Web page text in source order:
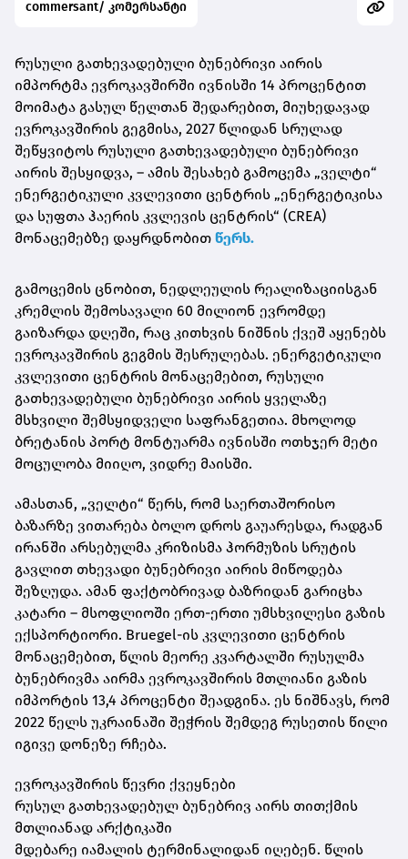
commersant/ კომერსანტი
რუსული გათხევადებული ბუნებრივი აირის
იმპორტმა ევროკავშირში ივნისში 14 პროცენტით
მოიმატა გასულ წელთან შედარებით, მიუხედავად
ევროკავშირის გეგმისა, 2027 წლიდან სრულად
შეწყვიტოს რუსული გათხევადებული ბუნებრივი
აირის შესყიდვა, – ამის შესახებ გამოცემა „ველტი“
ენერგეტიკული კვლევითი ცენტრის „ენერგეტიკისა
და სუფთა ჰაერის კვლევის ცენტრის“ (CREA)
მონაცემებზე დაყრდნობით წერს.
გამოცემის ცნობით, ნედლეულის რეალიზაციისგან
კრემლის შემოსავალი 60 მილიონ ევრომდე
გაიზარდა დღეში, რაც კითხვის ნიშნის ქვეშ აყენებს
ევროკავშირის გეგმის შესრულებას. ენერგეტიკული
კვლევითი ცენტრის მონაცემებით, რუსული
გათხევადებული ბუნებრივი აირის ყველაზე
მსხვილი შემსყიდველი საფრანგეთია. მხოლოდ
ბრეტანის პორტ მონტუარმა ივნისში ოთხჯერ მეტი
მოცულობა მიიღო, ვიდრე მაისში.
ამასთან, „ველტი“ წერს, რომ საერთაშორისო
ბაზარზე ვითარება ბოლო დროს გაუარესდა, რადგან
ირანში არსებულმა კრიზისმა ჰორმუზის სრუტის
გავლით თხევადი ბუნებრივი აირის მიწოდება
შეზღუდა. ამან ფაქტობრივად ბაზრიდან გარიცხა
კატარი – მსოფლიოში ერთ-ერთი უმსხვილესი გაზის
ექსპორტიორი. Bruegel-ის კვლევითი ცენტრის
მონაცემებით, წლის მეორე კვარტალში რუსულმა
ბუნებრივმა აირმა ევროკავშირის მთლიანი გაზის
იმპორტის 13,4 პროცენტი შეადგინა. ეს ნიშნავს, რომ
2022 წელს უკრაინაში შეჭრის შემდეგ რუსეთის წილი
იგივე დონეზე რჩება.
ევროკავშირის წევრი ქვეყნები
რუსულ გათხევადებულ ბუნებრივ აირს თითქმის
მთლიანად არქტიკაში
მდებარე იამალის ტერმინალიდან იღებენ. წლის